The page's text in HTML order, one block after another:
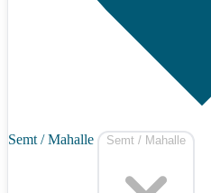
Semt / Mahalle Semt / Mahalle